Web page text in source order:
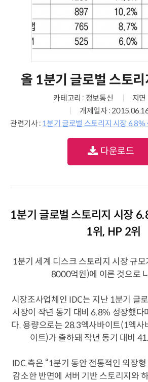
올 1분기 글로벌 스토
카테고리 : 정보통신
지면
개제일자 :
관련기사 : 1분기 글로벌 스토리지 시장 6.8%
다운로드
1분기 글로벌 스토리지 시장
1위, HP 2위
1분기 세계 디스크 스토리지 시장 규
8000억원)에 이른 것으로
시장조사업체인 IDC는 지난 1분기 글
시장이 작년 동기 대비 6.8% 성장했다
다. 용량으로는 28.3엑사바이트(1엑
이트)가 출하돼 작년 동기 대비
IDC 측은 “1분기 동안 전통적인 외장
감소한 반면에 서버 기반 스토리지와